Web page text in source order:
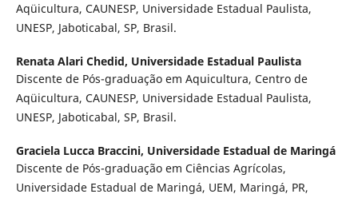
Aqüicultura, CAUNESP, Universidade Estadual Paulista,
UNESP, Jaboticabal, SP, Brasil.
Renata Alari Chedid, Universidade Estadual Paulista
Discente de Pós-graduação em Aquicultura, Centro de
Aqüicultura, CAUNESP, Universidade Estadual Paulista,
UNESP, Jaboticabal, SP, Brasil.
Graciela Lucca Braccini, Universidade Estadual de Maringá
Discente de Pós-graduação em Ciências Agrícolas,
Universidade Estadual de Maringá, UEM, Maringá, PR,